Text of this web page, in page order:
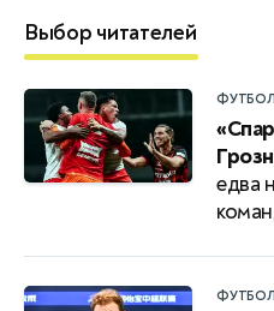
Выбор читателей
ФУТБОЛ
едва
ФУТБОЛ